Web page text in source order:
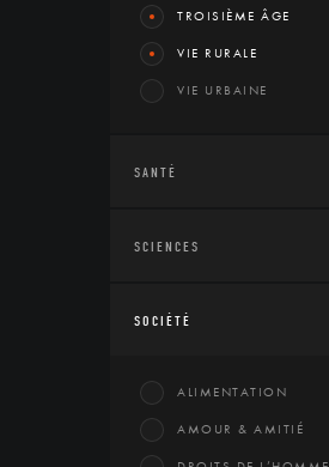
TROISIÈME ÂGE
VIE RURALE
VIE URBAINE
SANTÉ
SCIENCES
SOCIÉTÉ
ALIMENTATION
AMOUR & AMITIÉ